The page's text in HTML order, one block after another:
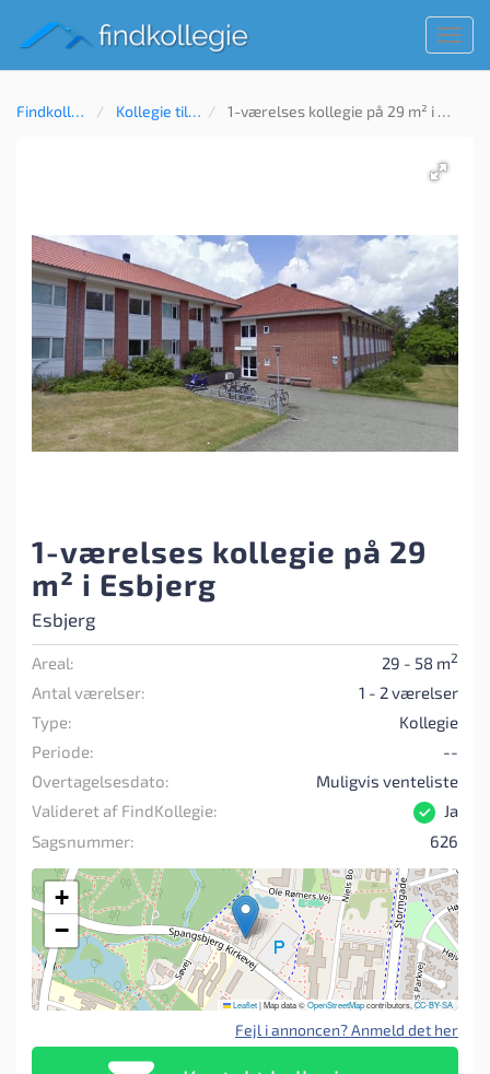
Findkollegie Kollegie til leje 1-værelses kollegie på 29 m² i Esbjerg
1-værelses kollegie på 29
m² i Esbjerg
Esbjerg
Areal: 29 - 58 m2
Antal værelser:
1 - 2 værelser
Type:
Kollegie
Periode:
--
Overtagelsesdato:
Muligvis venteliste
Valideret af FindKollegie:
Ja
Sagsnummer:
626
+
−
Leaflet|Map data ©OpenStreetMapcontributors,CC-BY-SA
Fejl i annoncen? Anmeld det her